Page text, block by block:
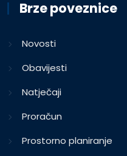
Brze poveznice
Novosti
Obavijesti
Natječaji
Proračun
Prostorno planiranje